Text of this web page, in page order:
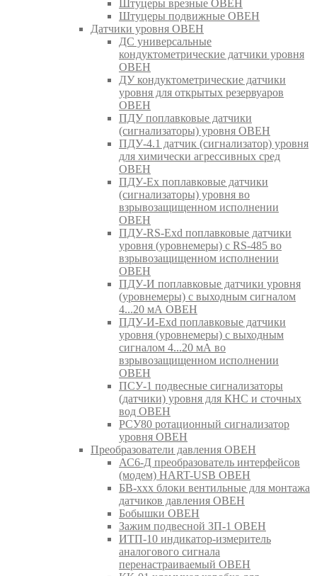
Штуцеры врезные ОВЕН
Штуцеры подвижные ОВЕН
Датчики уровня ОВЕН
ДС универсальные
кондуктометрические датчики уровня
ОВЕН
ДУ кондуктометрические датчики
уровня для открытых резервуаров
ОВЕН
ПДУ поплавковые датчики
(сигнализаторы) уровня ОВЕН
ПДУ-4.1 датчик (сигнализатор) уровня
для химически агрессивных сред
ОВЕН
ПДУ-Ex поплавковые датчики
(сигнализаторы) уровня во
взрывозащищенном исполнении
ОВЕН
ПДУ-RS-Exd поплавковые датчики
уровня (уровнемеры) с RS-485 во
взрывозащищенном исполнении
ОВЕН
ПДУ-И поплавковые датчики уровня
(уровнемеры) с выходным сигналом
4...20 мА ОВЕН
ПДУ-И-Exd поплавковые датчики
уровня (уровнемеры) с выходным
сигналом 4...20 мА во
взрывозащищенном исполнении
ОВЕН
ПСУ-1 подвесные сигнализаторы
(датчики) уровня для КНС и сточных
вод ОВЕН
РСУ80 ротационный сигнализатор
уровня ОВЕН
Преобразователи давления ОВЕН
АС6-Д преобразователь интерфейсов
(модем) HART-USB ОВЕН
БВ-ххх блоки вентильные для монтажа
датчиков давления ОВЕН
Бобышки ОВЕН
Зажим подвесной ЗП-1 ОВЕН
ИТП-10 индикатор-измеритель
аналогового сигнала
перенастраиваемый ОВЕН